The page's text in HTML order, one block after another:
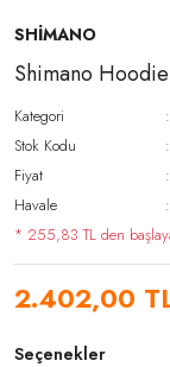
SHİMANO
Shimano
Kategori
Stok Kodu
Fiyat
Havale
* 255,83 TL den
2.402,00
Seçenekler